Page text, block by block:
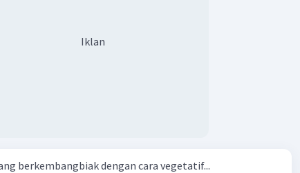
Iklan
berkembangbiak dengan cara vegetatif...